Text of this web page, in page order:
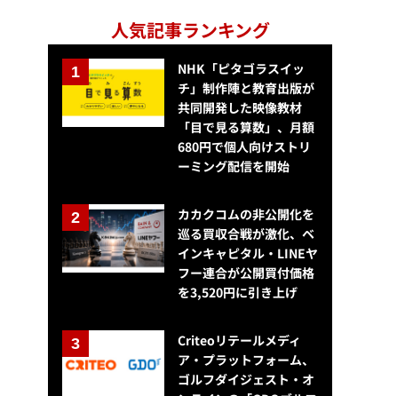
人気記事ランキング
NHK「ピタゴラスイッ
チ」制作陣と教育出版が
共同開発した映像教材
「目で見る算数」、月額
680円で個人向けストリ
ーミング配信を開始
カカクコムの非公開化を
巡る買収合戦が激化、ベ
インキャピタル・LINEヤ
フー連合が公開買付価格
を3,520円に引き上げ
Criteoリテールメディ
ア・プラットフォーム、
ゴルフダイジェスト・オ